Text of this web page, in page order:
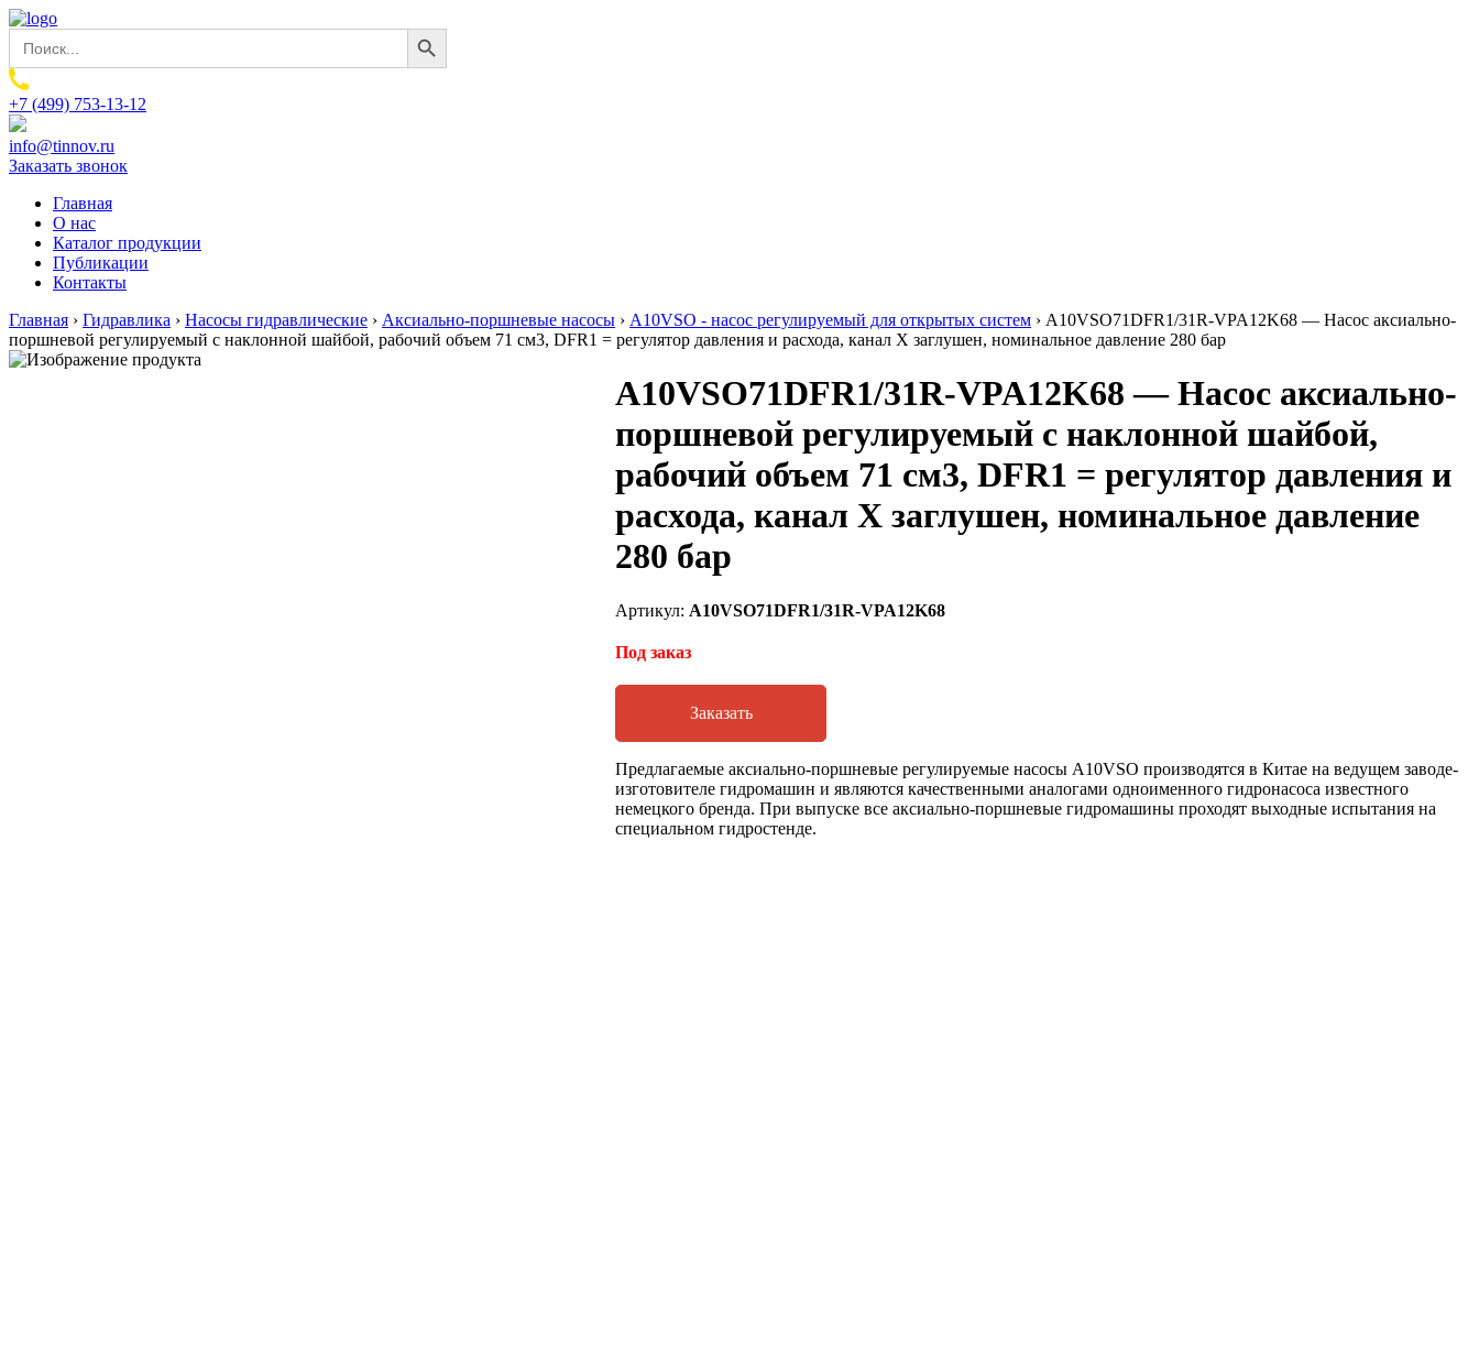
Search
for:
Search Button
+7 (499) 753-13-12
info@tinnov.ru
Заказать звонок
Главная
О нас
Каталог продукции
Публикации
Контакты
Главная › Гидравлика › Насосы гидравлические › Аксиально-поршневые насосы › A10VSO - насос регулируемый для открытых систем › A10VSO71DFR1/31R-VPA12K68 — Насос аксиально-
поршневой регулируемый с наклонной шайбой, рабочий объем 71 см3, DFR1 = регулятор давления и расхода, канал Х заглушен, номинальное давление 280 бар
A10VSO71DFR1/31R-VPA12K68 — Насос аксиально-
поршневой регулируемый с наклонной шайбой,
рабочий объем 71 см3, DFR1 = регулятор давления и
расхода, канал Х заглушен, номинальное давление
280 бар
Артикул: A10VSO71DFR1/31R-VPA12K68
Под заказ
Заказать
Предлагаемые аксиально-поршневые регулируемые насосы A10VSO производятся в Китае на ведущем заводе-
изготовителе гидромашин и являются качественными аналогами одноименного гидронасоса известного
немецкого бренда. При выпуске все аксиально-поршневые гидромашины проходят выходные испытания на
специальном гидростенде.